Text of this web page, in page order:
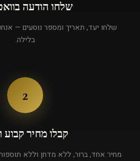
שלחו הודעה
שלחו יעד, תאריך ומספר נוסעים —
בלילה.
2
קבלו מחיר קבוע
מחיר אחד, ברור, ללא מדחן וללא